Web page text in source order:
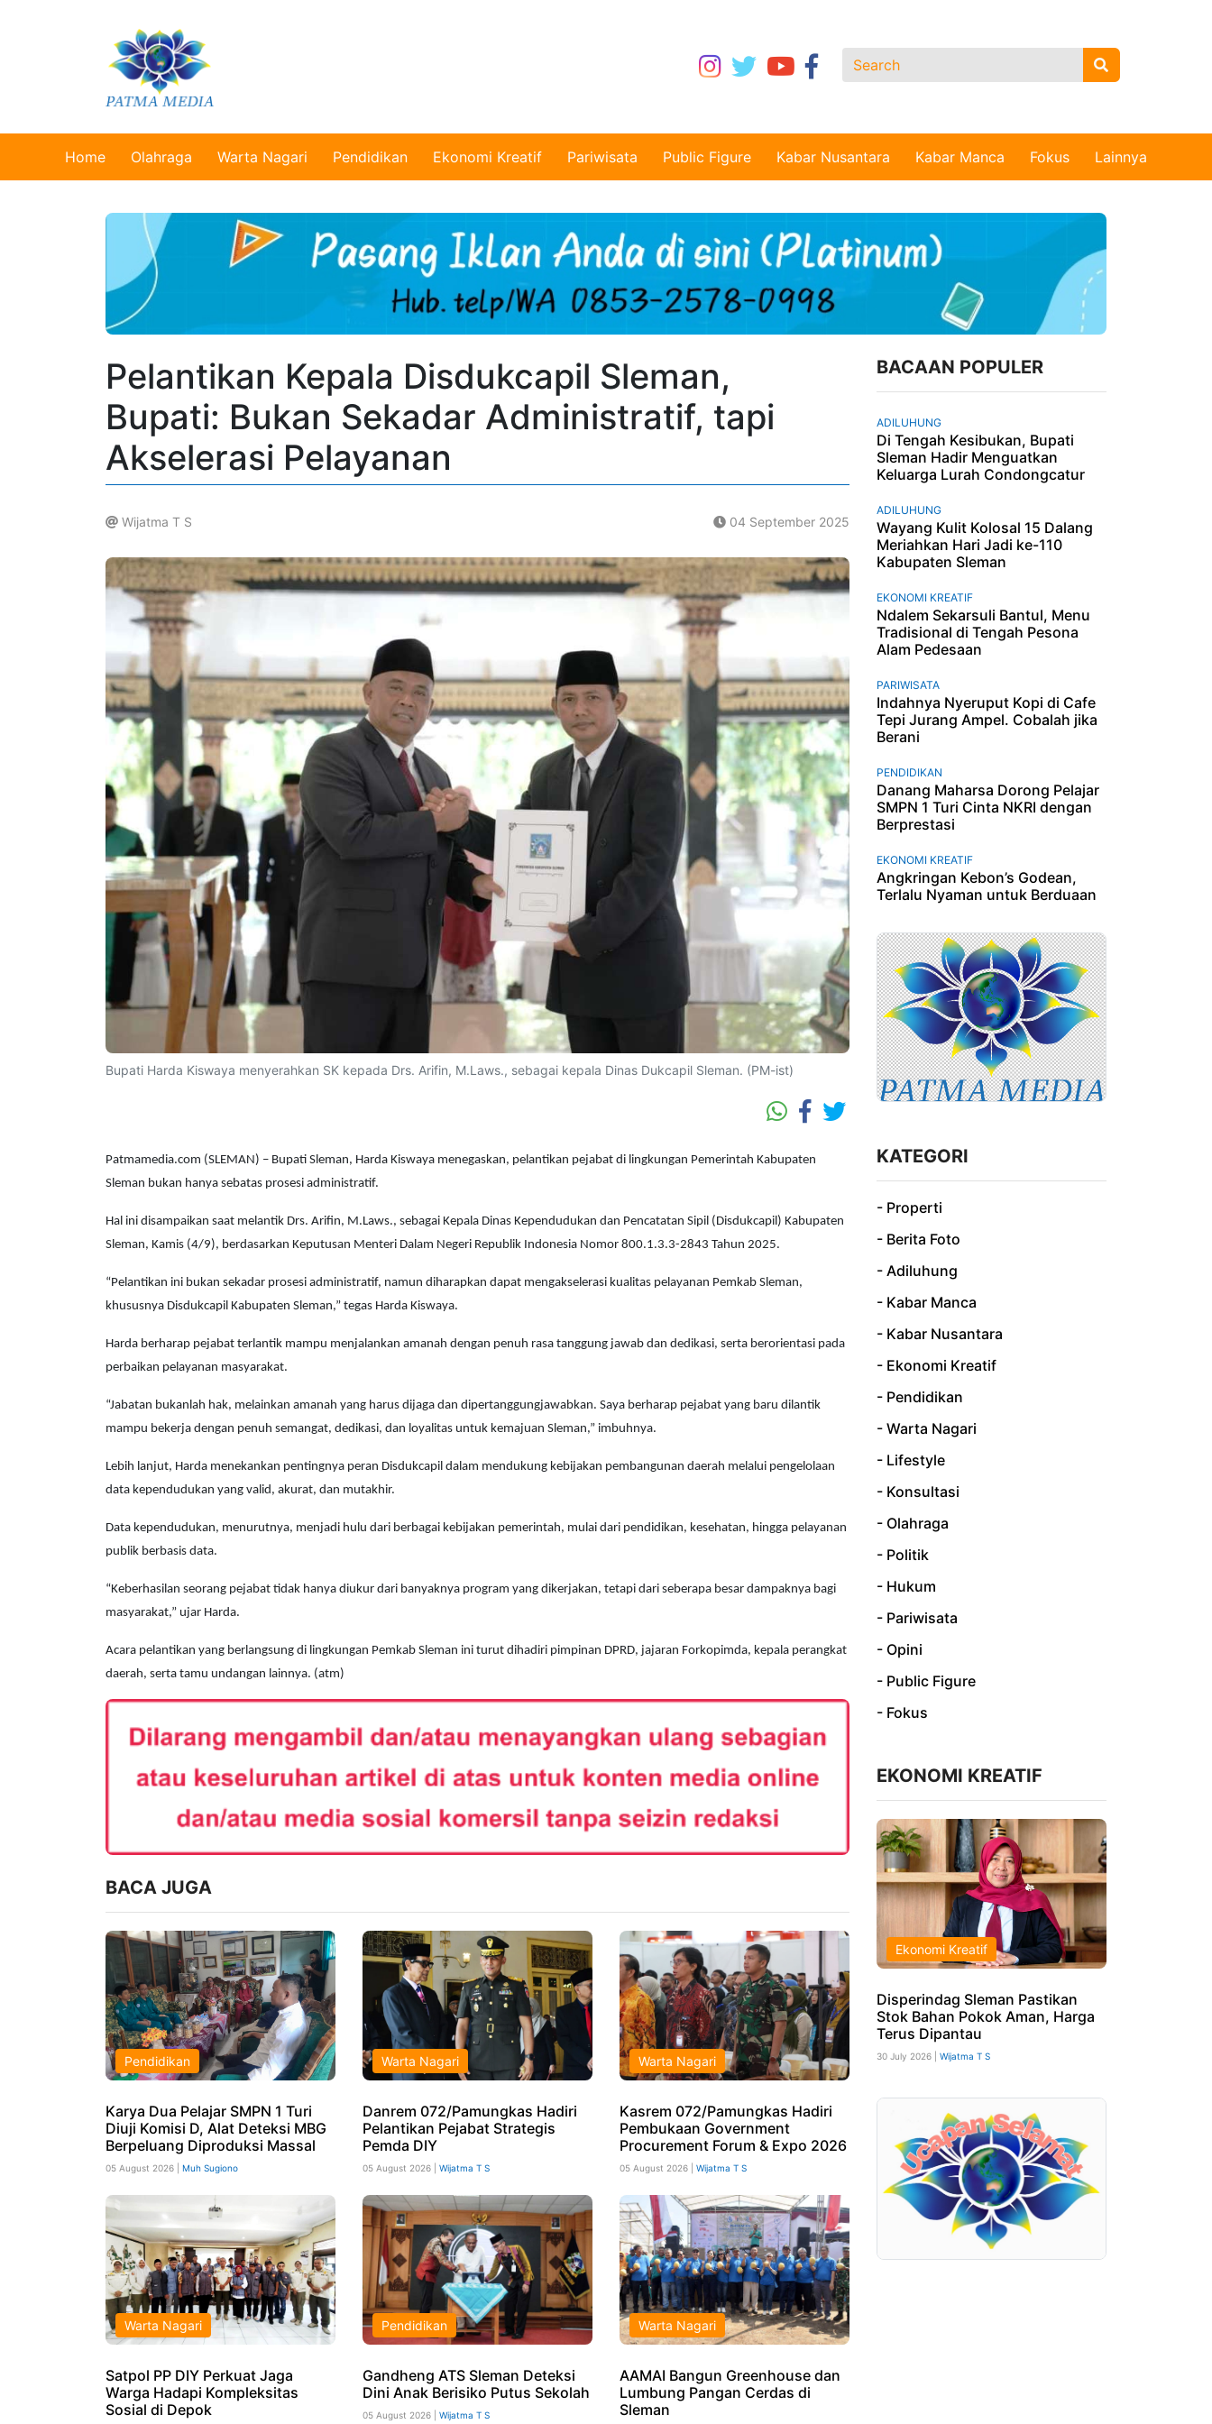
Home Olahraga Warta Nagari Pendidikan Ekonomi Kreatif Pariwisata Public Figure Kabar Nusantara Kabar Manca Fokus Lainnya
Pelantikan Kepala Disdukcapil Sleman,
Bupati: Bukan Sekadar Administratif, tapi
Akselerasi Pelayanan
Wijatma T S 04 September 2025
Bupati Harda Kiswaya menyerahkan SK kepada Drs. Arifin, M.Laws., sebagai kepala Dinas Dukcapil Sleman. (PM-ist)
Patmamedia.com (SLEMAN) – Bupati Sleman, Harda Kiswaya menegaskan, pelantikan pejabat di lingkungan Pemerintah Kabupaten
Sleman bukan hanya sebatas prosesi administratif.
Hal ini disampaikan saat melantik Drs. Arifin, M.Laws., sebagai Kepala Dinas Kependudukan dan Pencatatan Sipil (Disdukcapil) Kabupaten
Sleman, Kamis (4/9), berdasarkan Keputusan Menteri Dalam Negeri Republik Indonesia Nomor 800.1.3.3-2843 Tahun 2025.
“Pelantikan ini bukan sekadar prosesi administratif, namun diharapkan dapat mengakselerasi kualitas pelayanan Pemkab Sleman,
khususnya Disdukcapil Kabupaten Sleman,” tegas Harda Kiswaya.
Harda berharap pejabat terlantik mampu menjalankan amanah dengan penuh rasa tanggung jawab dan dedikasi, serta berorientasi pada
perbaikan pelayanan masyarakat.
“Jabatan bukanlah hak, melainkan amanah yang harus dijaga dan dipertanggungjawabkan. Saya berharap pejabat yang baru dilantik
mampu bekerja dengan penuh semangat, dedikasi, dan loyalitas untuk kemajuan Sleman,” imbuhnya.
Lebih lanjut, Harda menekankan pentingnya peran Disdukcapil dalam mendukung kebijakan pembangunan daerah melalui pengelolaan
data kependudukan yang valid, akurat, dan mutakhir.
Data kependudukan, menurutnya, menjadi hulu dari berbagai kebijakan pemerintah, mulai dari pendidikan, kesehatan, hingga pelayanan
publik berbasis data.
“Keberhasilan seorang pejabat tidak hanya diukur dari banyaknya program yang dikerjakan, tetapi dari seberapa besar dampaknya bagi
masyarakat,” ujar Harda.
Acara pelantikan yang berlangsung di lingkungan Pemkab Sleman ini turut dihadiri pimpinan DPRD, jajaran Forkopimda, kepala perangkat
daerah, serta tamu undangan lainnya. (atm)
BACA JUGA
Pendidikan
Karya Dua Pelajar SMPN 1 Turi
Diuji Komisi D, Alat Deteksi MBG
Berpeluang Diproduksi Massal
05 August 2026 | Muh Sugiono
Warta Nagari
Danrem 072/Pamungkas Hadiri
Pelantikan Pejabat Strategis
Pemda DIY
05 August 2026 | Wijatma T S
Warta Nagari
Kasrem 072/Pamungkas Hadiri
Pembukaan Government
Procurement Forum & Expo 2026
05 August 2026 | Wijatma T S
Warta Nagari
Satpol PP DIY Perkuat Jaga
Warga Hadapi Kompleksitas
Sosial di Depok
Pendidikan
Gandheng ATS Sleman Deteksi
Dini Anak Berisiko Putus Sekolah
05 August 2026 | Wijatma T S
Warta Nagari
AAMAI Bangun Greenhouse dan
Lumbung Pangan Cerdas di
Sleman
BACAAN POPULER
ADILUHUNG
Di Tengah Kesibukan, Bupati
Sleman Hadir Menguatkan
Keluarga Lurah Condongcatur
ADILUHUNG
Wayang Kulit Kolosal 15 Dalang
Meriahkan Hari Jadi ke-110
Kabupaten Sleman
EKONOMI KREATIF
Ndalem Sekarsuli Bantul, Menu
Tradisional di Tengah Pesona
Alam Pedesaan
PARIWISATA
Indahnya Nyeruput Kopi di Cafe
Tepi Jurang Ampel. Cobalah jika
Berani
PENDIDIKAN
Danang Maharsa Dorong Pelajar
SMPN 1 Turi Cinta NKRI dengan
Berprestasi
EKONOMI KREATIF
Angkringan Kebon’s Godean,
Terlalu Nyaman untuk Berduaan
KATEGORI
- Properti
- Berita Foto
- Adiluhung
- Kabar Manca
- Kabar Nusantara
- Ekonomi Kreatif
- Pendidikan
- Warta Nagari
- Lifestyle
- Konsultasi
- Olahraga
- Politik
- Hukum
- Pariwisata
- Opini
- Public Figure
- Fokus
EKONOMI KREATIF
Ekonomi Kreatif
Disperindag Sleman Pastikan
Stok Bahan Pokok Aman, Harga
Terus Dipantau
30 July 2026 | Wijatma T S